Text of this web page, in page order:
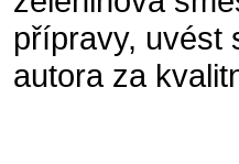
přípravy, uvést
autora za